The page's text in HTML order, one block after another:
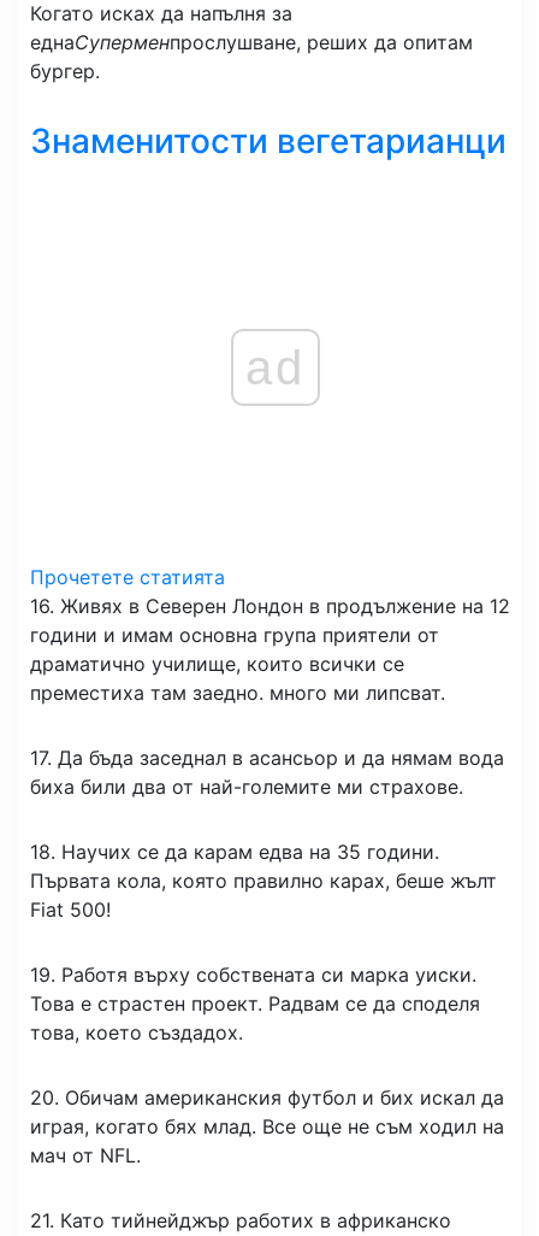
Когато исках да напълня за
еднаСуперменпрослушване, реших да опитам
бургер.
Знаменитости вегетарианци
ad
Прочетете статията
16. Живях в Северен Лондон в продължение на 12
години и имам основна група приятели от
драматично училище, които всички се
преместиха там заедно. много ми липсват.
17. Да бъда заседнал в асансьор и да нямам вода
биха били два от най-големите ми страхове.
18. Научих се да карам едва на 35 години.
Първата кола, която правилно карах, беше жълт
Fiat 500!
19. Работя върху собствената си марка уиски.
Това е страстен проект. Радвам се да споделя
това, което създадох.
20. Обичам американския футбол и бих искал да
играя, когато бях млад. Все още не съм ходил на
мач от NFL.
21. Като тийнейджър работих в африканско